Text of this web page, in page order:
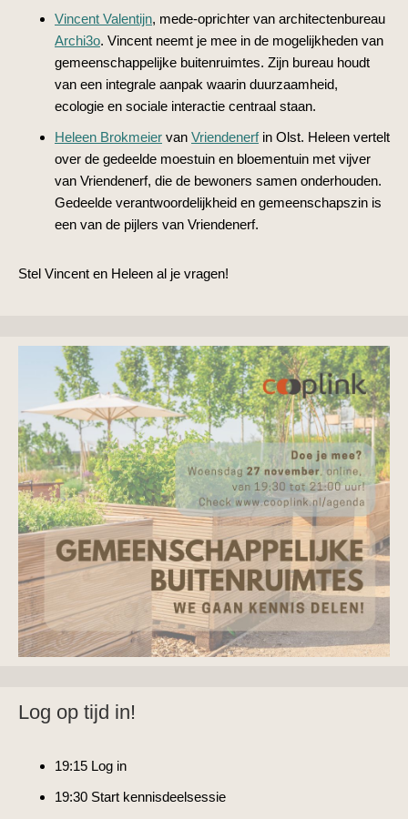
Vincent Valentijn, mede-oprichter van architectenbureau
Archi3o. Vincent neemt je mee in de mogelijkheden van
gemeenschappelijke buitenruimtes. Zijn bureau houdt
van een integrale aanpak waarin duurzaamheid,
ecologie en sociale interactie centraal staan.
Heleen Brokmeier van Vriendenerfin Olst. Heleen vertelt
over de gedeelde moestuin en bloementuin met vijver
van Vriendenerf, die de bewoners samen onderhouden.
Gedeelde verantwoordelijkheid en gemeenschapszin is
een van de pijlers van Vriendenerf.
Stel Vincent en Heleen al je vragen!
Log op tijd in!
19:15 Log in
19:30 Start kennisdeelsessie